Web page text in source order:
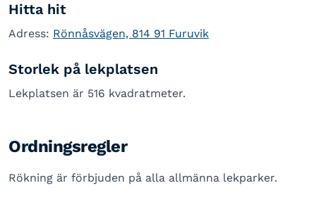
Hitta hit
Adress: Rönnåsvägen, 814 91 Furuvik
Storlek på lekplatsen
Lekplatsen är 516 kvadratmeter.
Ordningsregler
Rökning är förbjuden på alla allmänna lekparker.